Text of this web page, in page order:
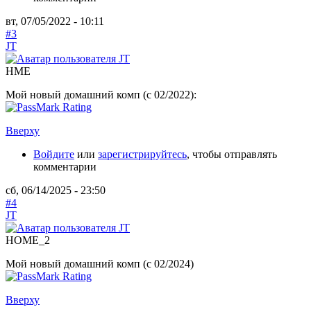
вт, 07/05/2022 - 10:11
#3
JT
HME
Мой новый домашний комп (с 02/2022):
Вверху
Войдите или зарегистрируйтесь, чтобы отправлять
комментарии
сб, 06/14/2025 - 23:50
#4
JT
HOME_2
Мой новый домашний комп (с 02/2024)
Вверху